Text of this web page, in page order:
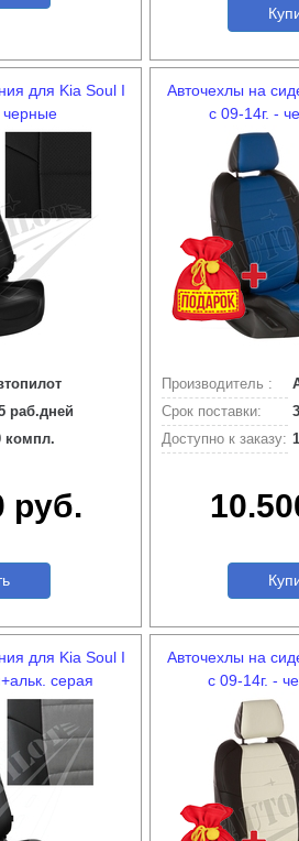
для Kia Soul I
черные
раб.дней
компл.
руб.
Авточехлы на
с 09-14г. -
Производитель :
Срок поставки:
Доступно к заказу:
для Kia Soul I
серая
Авточехлы на
с 09-14г. -